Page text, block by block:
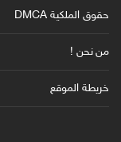
حقوق الملكية DMCA
من نحن !
خريطة الموقع